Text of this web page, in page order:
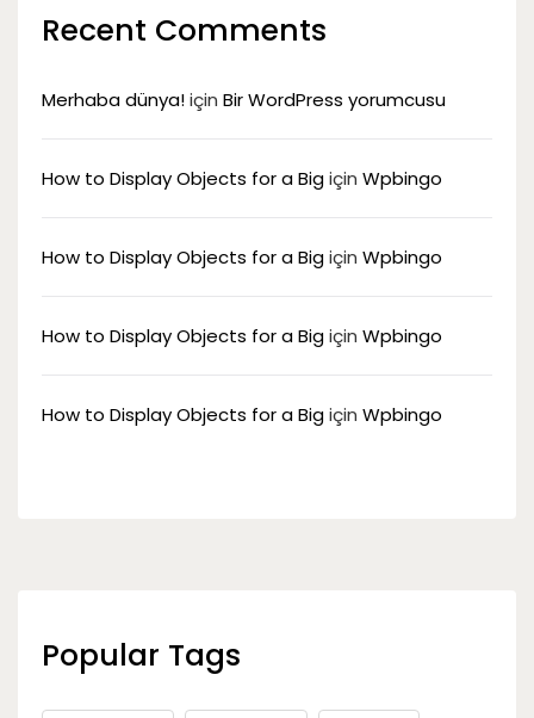
Recent Comments
Merhaba dünya!için Bir WordPress yorumcusu
How to Display Objects for a Bigiçin Wpbingo
How to Display Objects for a Bigiçin Wpbingo
How to Display Objects for a Bigiçin Wpbingo
How to Display Objects for a Bigiçin Wpbingo
Popular Tags